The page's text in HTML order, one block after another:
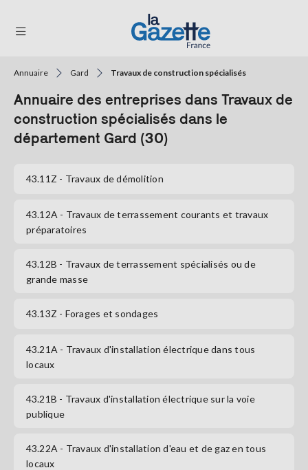
RÉGIONS
FORMATS
TENDANCES
LA
GAZETTE
Annuaire Gard Travaux de construction spécialisés
Annuaire des entreprises dans Travaux de
construction spécialisés dans le
département Gard (30)
43.11Z - Travaux de démolition
43.12A - Travaux de terrassement courants et travaux
préparatoires
43.12B - Travaux de terrassement spécialisés ou de
grande masse
43.13Z - Forages et sondages
43.21A - Travaux d'installation électrique dans tous
locaux
43.21B - Travaux d'installation électrique sur la voie
publique
43.22A - Travaux d'installation d'eau et de gaz en tous
locaux